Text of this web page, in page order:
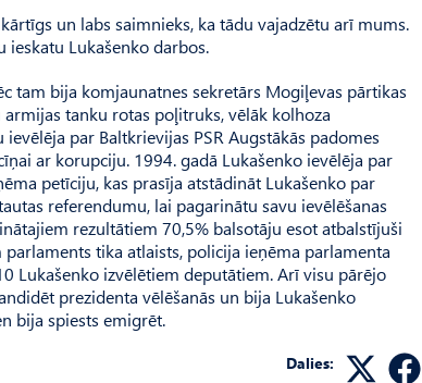
un labs saim­nieks, ka tādu vajadzētu arī mums.
ieskatu Lu­kašenko darbos.
tam bija komjaunatnes sekretārs Mogiļevas pārtikas
tanku rotas poļitruks, vēlāk kolhoza
par Baltkrievijas PSR Augstākās padomes
ar korupciju. 1994. gadā Lukašenko ievēlēja par
petīciju, kas prasīja atstādināt Lukašenko par
referendumu, lai pagarinātu savu ievēlēšanas
rezultātiem 70,5% balsotāju esot atbalstījuši
tika atlaists, policija ieņēma parlamenta
Lukašenko izvēlētiem deputātiem. Arī visu pārējo
prezidenta vēlēšanās un bija Lukašenko
bija spiests emigrēt.
Dalies: